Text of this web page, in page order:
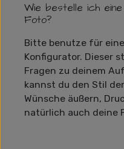
Wie bestelle ich
Foto?
Bitte benutze für
Konfigurator. Dieser
Fragen zu deinem
kannst du den Stil
Wünsche äußern,
natürlich auch deine